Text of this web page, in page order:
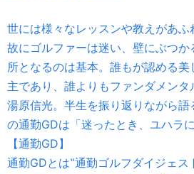
世には様々なレッスンや教えがあ
故にゴルファーは迷い、壁にぶつか
所となるのは基本。誰もが認める
主であり、誰よりもファンダメンタ
湯原信光。半生を振り返りながら語
の通勤GDは「迷ったとき、ユハラ
【通勤GD】
通勤GDとは‟通勤ゴルフダイジェス